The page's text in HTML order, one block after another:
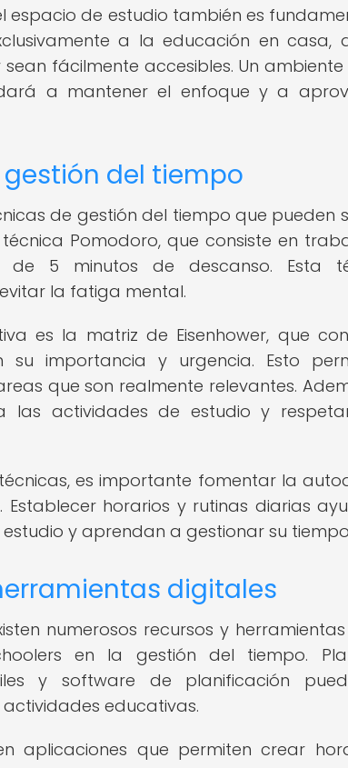
espacio de estudio también es
a la educación en casa,
fácilmente accesibles. Un
a mantener el enfoque y a
del tiempo
de gestión del tiempo que pueden
Pomodoro, que consiste en
de 5 minutos de descanso. Esta
la fatiga mental.
es la matriz de Eisenhower, que
su importancia y urgencia. Esto
que son realmente relevantes.
las actividades de estudio y
es importante fomentar la
Establecer horarios y rutinas diarias
y aprendan a gestionar su
digitales
numerosos recursos y
en la gestión del tiempo.
y software de planificación
educativas.
aplicaciones que permiten crear